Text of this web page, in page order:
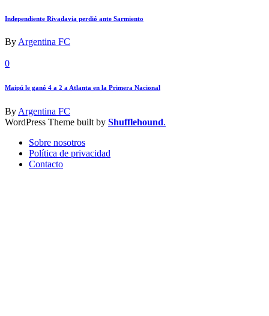
Independiente Rivadavia perdió ante Sarmiento
ByArgentina FC
0
Maipú le ganó 4 a 2 a Atlanta en la Primera Nacional
ByArgentina FC
WordPress Theme built by Shufflehound.
Sobre nosotros
Política de privacidad
Contacto